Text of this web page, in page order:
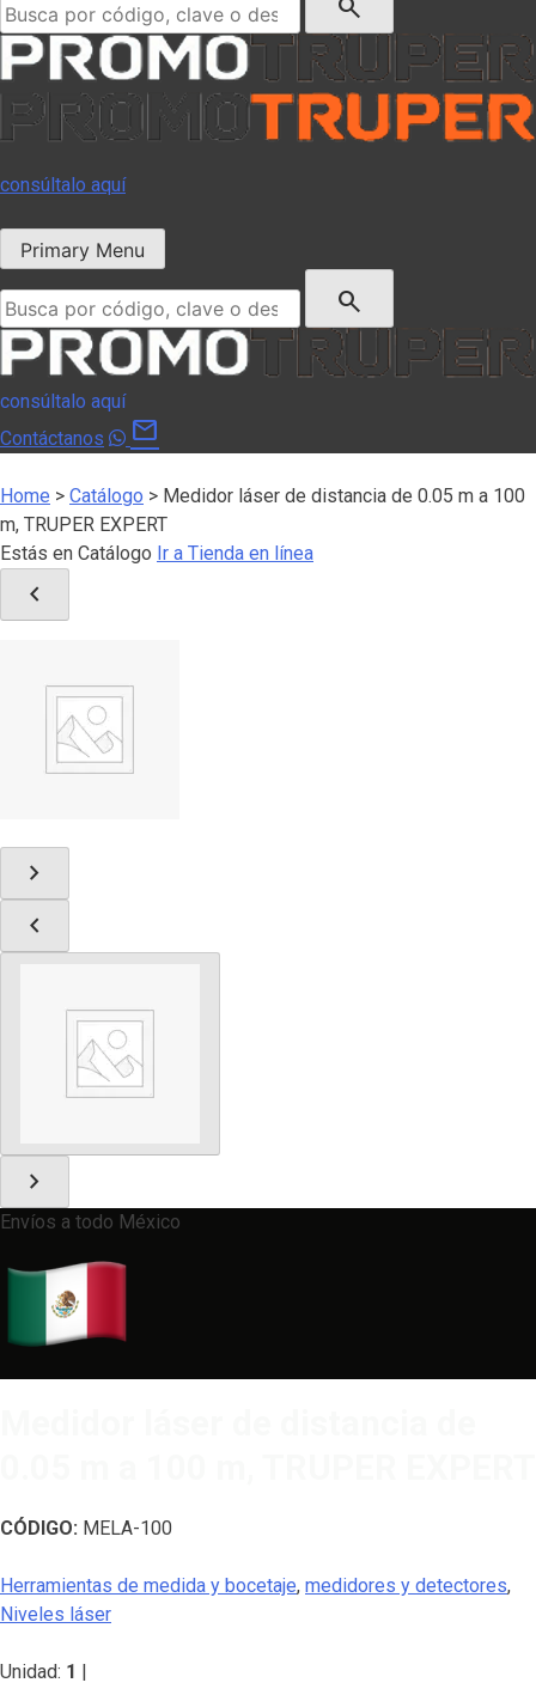
consúltalo aquí
Primary Menu
search
consúltalo aquí
Contáctanos
mail
Home > Catálogo > Medidor láser de distancia de 0.05 m a 100
m, TRUPER EXPERT
Estás en Catálogo Ir a Tienda en línea
chevron_left
chevron_right
chevron_left
chevron_right
Envíos a todo México
CÓDIGO: MELA-100
Herramientas de medida y bocetaje, medidores y detectores,
Niveles láser
Unidad: 1 |